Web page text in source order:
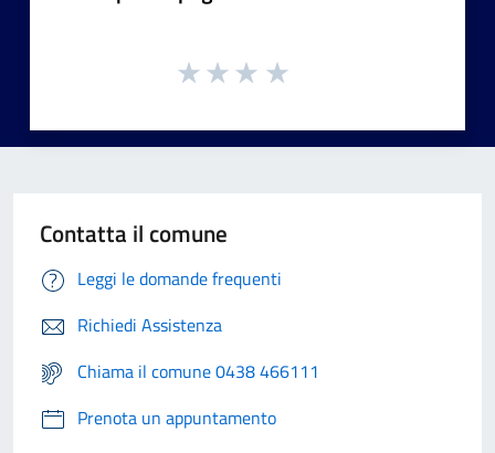
Contatta il comune
Leggi le domande frequenti
Richiedi Assistenza
Chiama il comune 0438 466111
Prenota un appuntamento